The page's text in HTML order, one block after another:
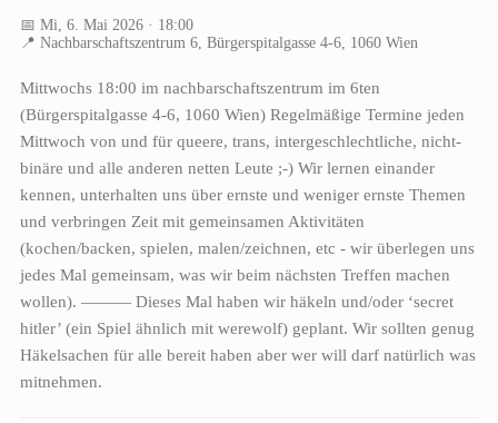
📅 Mi, 6. Mai 2026· 18:00
📍 Nachbarschaftszentrum 6, Bürgerspitalgasse 4-6, 1060 Wien
Mittwochs 18:00 im nachbarschaftszentrum im 6ten
(Bürgerspitalgasse 4-6, 1060 Wien) Regelmäßige Termine jeden
Mittwoch von und für queere, trans, intergeschlechtliche, nicht-
binäre und alle anderen netten Leute ;-) Wir lernen einander
kennen, unterhalten uns über ernste und weniger ernste Themen
und verbringen Zeit mit gemeinsamen Aktivitäten
(kochen/backen, spielen, malen/zeichnen, etc - wir überlegen uns
jedes Mal gemeinsam, was wir beim nächsten Treffen machen
wollen). ——— Dieses Mal haben wir häkeln und/oder ‘secret
hitler’ (ein Spiel ähnlich mit werewolf) geplant. Wir sollten genug
Häkelsachen für alle bereit haben aber wer will darf natürlich was
mitnehmen.